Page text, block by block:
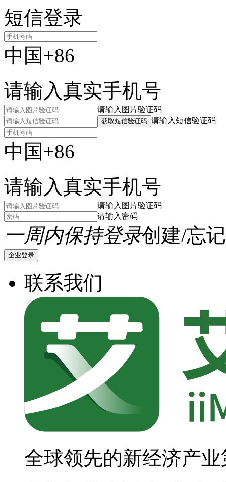
短信登录
中国+86
请输入真实手机号
请输入图片验证码
获取短信验证码 请输入短信验证码
中国+86
请输入真实手机号
请输入图片验证码
请输入密码
一周内保持登录创建/忘
企业登录
联系我们
全球领先的新经济产